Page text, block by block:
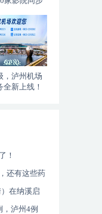
全国院线
，泸州机场
全新上线！
！
还有这些药
在纳溪启
，泸州4例